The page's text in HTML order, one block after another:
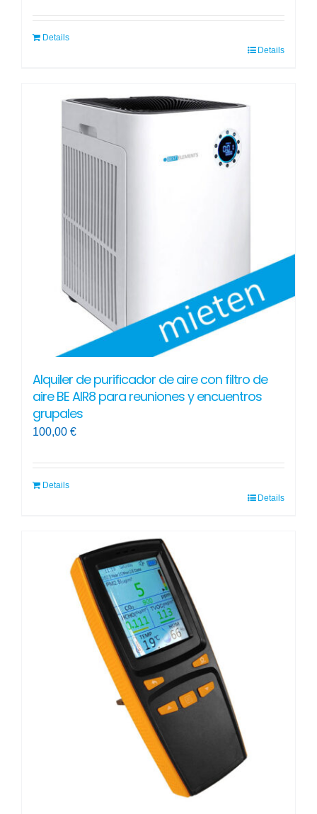
Details
Details
Alquiler de purificador de aire con filtro de
aire BE AIR8 para reuniones y encuentros
grupales
100,00 €
Details
Details